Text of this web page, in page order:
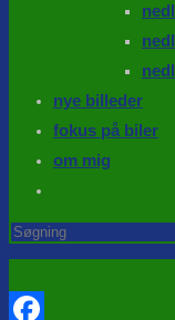
nye billeder
fokus på biler
om mig
website
search
Search
this
website